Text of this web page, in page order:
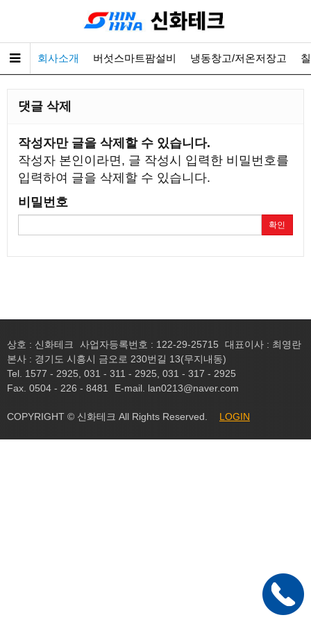
회사소개 버섯스마트팜설비 냉동창고/저온저장고
댓글 삭제
작성자만 글을 삭제할 수 있습니다.
작성자 본인이라면, 글 작성시 입력한 비밀번호를
입력하여 글을 삭제할 수 있습니다.
비밀번호
확인
상호 : 신화테크 사업자등록번호 : 122-29-25715 대표이사 : 최영란
본사 : 경기도 시흥시 금오로 230번길 13(무지내동)
Tel. 1577 - 2925, 031 - 311 - 2925, 031 - 317 - 2925
Fax. 0504 - 226 - 8481
E-mail. lan0213@naver.com
COPYRIGHT © 신화테크 All Rights Reserved. LOGIN